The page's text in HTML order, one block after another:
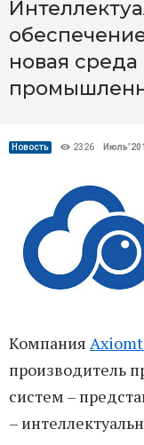
новая среда
Новость 2326
Компания
производитель
систем –
–